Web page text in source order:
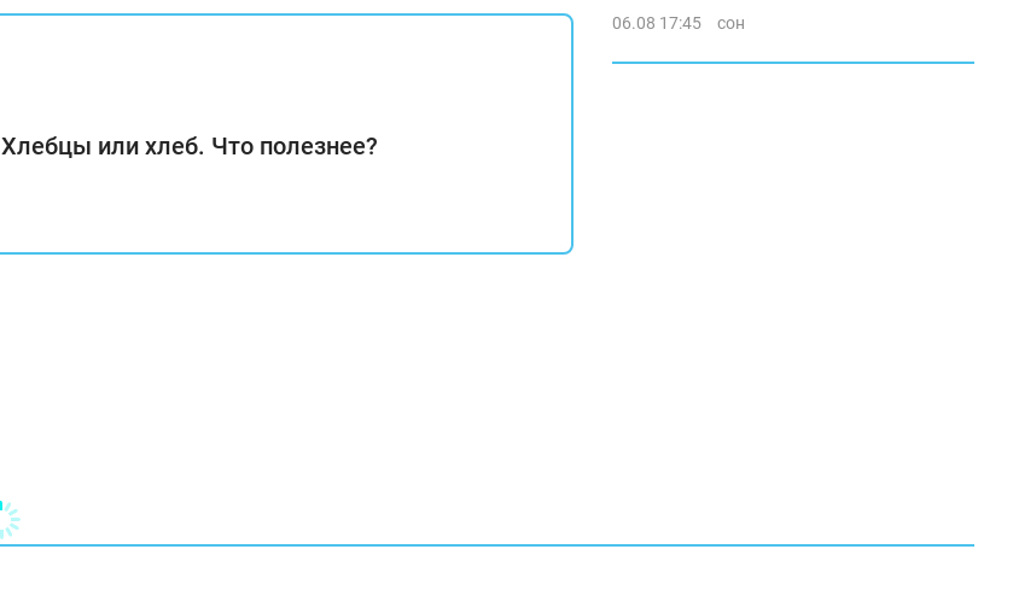
Хлебцы или хлеб. Что полезнее?
06.08 17:45 сон